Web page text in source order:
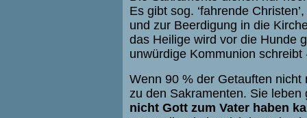
Es gibt sog. ‘fahrende
und zur Beerdigung in die
das Heilige wird vor die Hunde
unwürdige Kommunion schreibt
Wenn 90 % der Getauften
zu den Sakramenten. Sie
nicht Gott zum Vater haben